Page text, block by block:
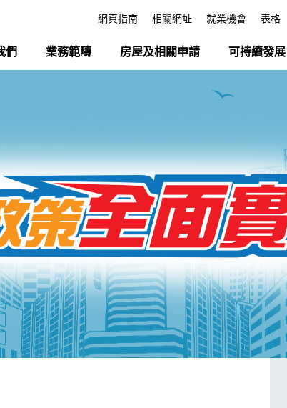
網頁指南 相關網址 就業機會 表格
們 業務範疇 房屋及相關申請 可持續發展